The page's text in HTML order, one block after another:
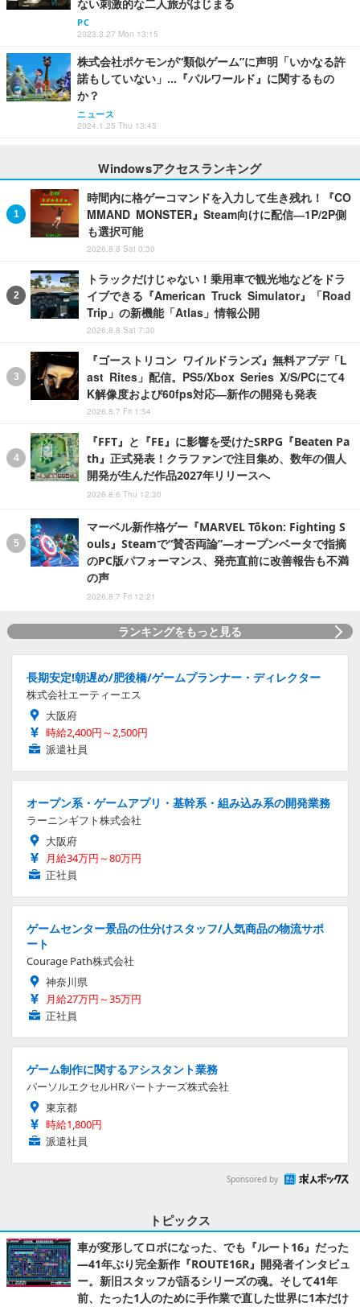
ない刺激的な二人旅がはじまる
PC
2023.3.27 Mon 13:15
株式会社ポケモンが“類似ゲーム”に声明「いかなる許
諾もしていない」…『パルワールド』に関するもの
か？
ニュース
2024.1.25 Thu 13:45
Windowsアクセスランキング
時間内に格ゲーコマンドを入力して生き残れ！『CO
MMAND MONSTER』Steam向けに配信―1P/2P側
も選択可能
2026.8.8 Sat 0:30
トラックだけじゃない！乗用車で観光地などをドラ
イブできる『American Truck Simulator』「Road
Trip」の新機能「Atlas」情報公開
2026.8.8 Sat 7:30
『ゴーストリコン ワイルドランズ』無料アプデ「L
ast Rites」配信。PS5/Xbox Series X/S/PCにて4
K解像度および60fps対応―新作の開発も発表
2026.8.7 Fri 1:54
『FFT』と『FE』に影響を受けたSRPG『Beaten Pa
th』正式発表！クラファンで注目集め、数年の個人
開発が生んだ作品2027年リリースへ
2026.8.6 Thu 12:30
マーベル新作格ゲー『MARVEL Tōkon: Fighting S
ouls』Steamで“賛否両論”―オープンベータで指摘
のPC版パフォーマンス、発売直前に改善報告も不満
の声
2026.8.7 Fri 12:21
ランキングをもっと見る
長期安定!朝遅め/肥後橋/ゲームプランナー・ディレクター
株式会社エーティーエス
大阪府
時給2,400円～2,500円
派遣社員
オープン系・ゲームアプリ・基幹系・組み込み系の開発業務
ラーニンギフト株式会社
大阪府
月給34万円～80万円
正社員
ゲームセンター景品の仕分けスタッフ/人気商品の物流サポ
ート
Courage Path株式会社
神奈川県
月給27万円～35万円
正社員
ゲーム制作に関するアシスタント業務
パーソルエクセルHRパートナーズ株式会社
東京都
時給1,800円
派遣社員
Sponsored by
トピックス
車が変形してロボになった、でも『ルート16』だった
―41年ぶり完全新作『ROUTE16R』開発者インタビュ
ー。新旧スタッフが語るシリーズの魂。そして41年
前、たった1人のために手作業で直した世界に1本だけ